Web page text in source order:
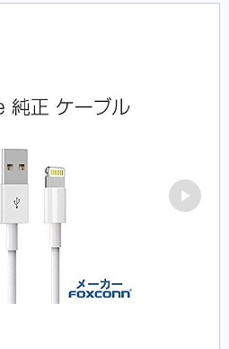
型美容師オンラインサロン
バー募集中